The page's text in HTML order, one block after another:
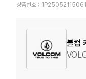
상품번호 :
볼컴